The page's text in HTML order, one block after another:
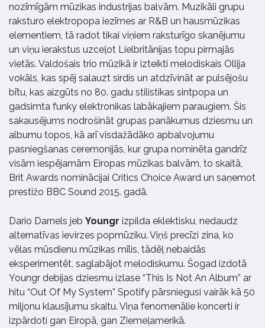
nozīmīgām mūzikas industrijas balvām. Muzikāli grupu
raksturo elektropopa iezīmes ar R&B un hausmūzikas
elementiem, tā radot tikai viņiem raksturīgo skanējumu
un viņu ierakstus uzceļot Lielbritānijas topu pirmajās
vietās. Valdošais trio mūzikā ir izteikti melodiskais Ollija
vokāls, kas spēj salauzt sirdis un atdzīvināt ar pulsējošu
bītu, kas aizgūts no 80. gadu stilistikas sintpopa un
gadsimta funky elektronikas labākajiem paraugiem. Šis
sakausējums nodrošināt grupas panākumus dziesmu un
albumu topos, kā arī visdažādāko apbalvojumu
pasniegšanas ceremonijās, kur grupa nominēta gandrīz
visām iespējamām Eiropas mūzikas balvām, to skaitā,
Brit Awards nominācijai Critics Choice Award un saņemot
prestižo BBC Sound 2015. gadā.
Dario Darnels jeb Youngr izpilda eklektisku, nedaudz
alternatīvas ievirzes popmūziku. Viņš precīzi zina, ko
vēlas mūsdienu mūzikas mīlis, tādēļ nebaidās
eksperimentēt, saglabājot melodiskumu. Šogad izdotā
Youngr debijas dziesmu izlase “This Is Not An Album” ar
hitu “Out Of My System” Spotify pārsniegusi vairāk kā 50
miljonu klausījumu skaitu. Viņa fenomenālie koncerti ir
izpārdoti gan Eiropā, gan Ziemeļamerikā.